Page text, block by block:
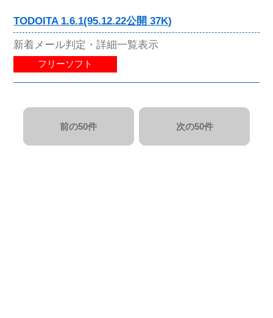
TODOITA 1.6.1(95.12.22公開 37K)
新着メール判定・詳細一覧表示
フリーソフト
前の50件 次の50件